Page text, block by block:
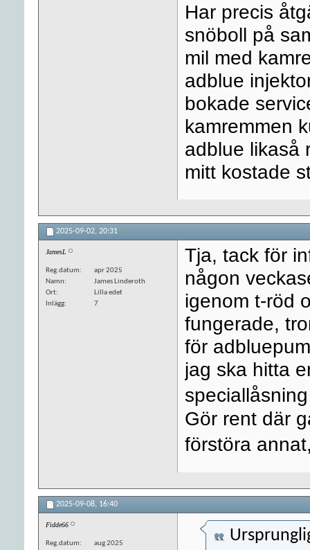
Har precis
snöboll på
mil med
adblue
bokade
kamremmen
adblue likaså
mitt kostade
2025-09-02, 20:31
JamesL
Reg.datum
apr 2025
Namn
James Linderoth
Ort
Lilla edet
Inlägg
7
Tja, tack för
någon
igenom t-röd
fungerade,
för
jag ska hitta
Gör rent där
förstöra
2025-09-08, 16:40
Fidde66
Reg.datum
aug 2025